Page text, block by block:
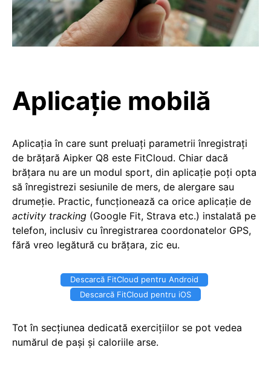
Aplicație mobilă
Aplicația în care sunt preluați parametrii înregistrați
de brățară Aipker Q8 este FitCloud. Chiar dacă
brățara nu are un modul sport, din aplicație poți opta
să înregistrezi sesiunile de mers, de alergare sau
drumeție. Practic, funcționează ca orice aplicație de
activity tracking (Google Fit, Strava etc.) instalată pe
telefon, inclusiv cu înregistrarea coordonatelor GPS,
fără vreo legătură cu brățara, zic eu.
Descarcă FitCloud pentru Android
Descarcă FitCloud pentru iOS
Tot în secțiunea dedicată exercițiilor se pot vedea
numărul de pași și caloriile arse.